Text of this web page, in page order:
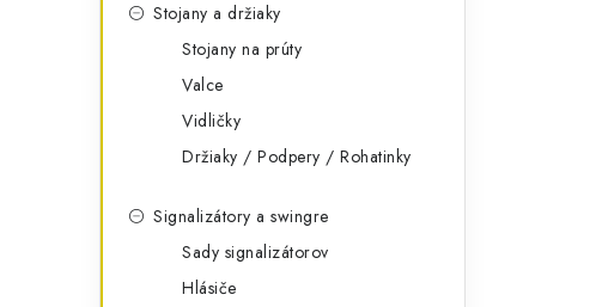
Stojany a držiaky
Stojany na prúty
Valce
Vidličky
Držiaky / Podpery / Rohatinky
Signalizátory a swingre
Sady signalizátorov
Hlásiče